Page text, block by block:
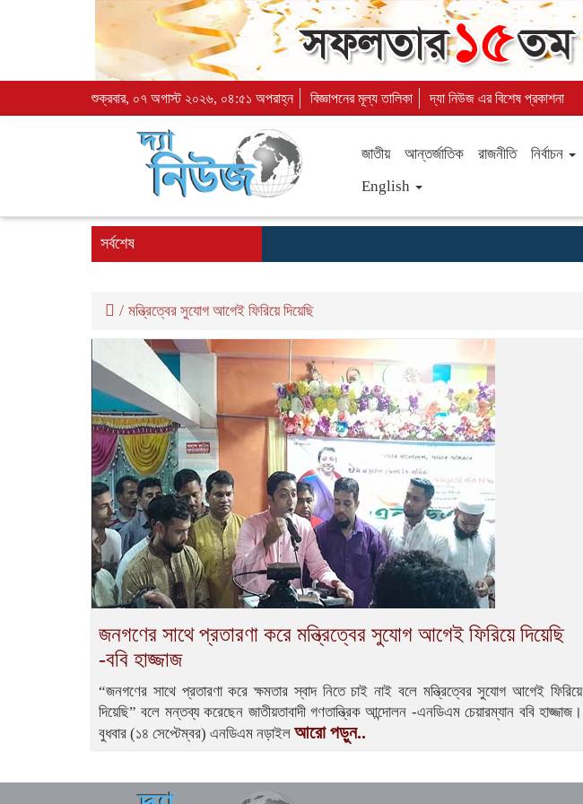
শুক্রবার, ০৭ অগাস্ট ২০২৬, ০৪:৫১ অপরাহ্ন বিজ্ঞাপনের মূল্য তালিকা দ্যা নিউজ এর বিশেষ প্রকাশনা
জাতীয় আন্তর্জাতিক রাজনীতি নির্বাচন
English
সর্বশেষ
/ মন্ত্রিত্বের সুযোগ আগেই ফিরিয়ে দিয়েছি
জনগণের সাথে প্রতারণা করে মন্ত্রিত্বের সুযোগ আগেই ফিরিয়ে দিয়েছি
-ববি হাজ্জাজ
“জনগণের সাথে প্রতারণা করে ক্ষমতার স্বাদ নিতে চাই নাই বলে মন্ত্রিত্বের সুযোগ আগেই ফিরিয়ে
দিয়েছি” বলে মন্তব্য করেছেন জাতীয়তাবাদী গণতান্ত্রিক আন্দোলন -এনডিএম চেয়ারম্যান ববি হাজ্জাজ।
বুধবার (১৪ সেপ্টেম্বর) এনডিএম নড়াইল আরো পড়ুন..